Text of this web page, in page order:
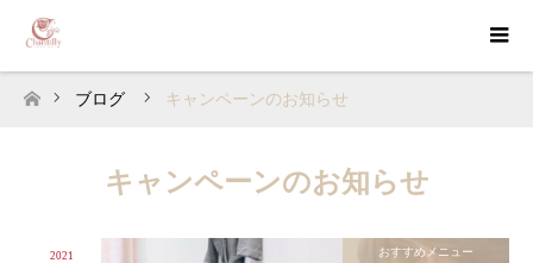
ホーム
ブログ キャンペーンのお知らせ
キャンペーンのお知らせ
2021 おすすめメニュー